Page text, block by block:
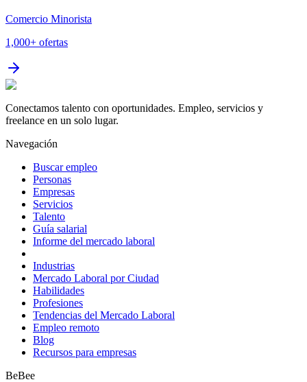
Comercio Minorista
1,000+ ofertas
Conectamos talento con oportunidades. Empleo, servicios y
freelance en un solo lugar.
Navegación
Buscar empleo
Personas
Empresas
Servicios
Talento
Guía salarial
Informe del mercado laboral
Industrias
Mercado Laboral por Ciudad
Habilidades
Profesiones
Tendencias del Mercado Laboral
Empleo remoto
Blog
Recursos para empresas
BeBee